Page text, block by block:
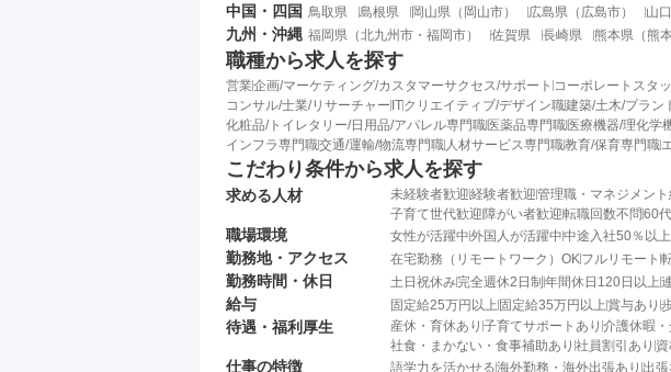
中国・四国 鳥取県 島根県 岡山県 （ 岡山市） 広島県 （ 広島市） 山
九州・沖縄 福岡県 （北九州市 ・ 福岡市） 佐賀県 長崎県 熊本県 （熊
職種から求人を探す
営業企画/マーケティング/カスタマーサクセス/サポート コーポレートスタ
コンサル/士業/リサーチャー ITクリエイティブ/デザイン職建築/土木/プラン
化粧品/トイレタリー/日用品/アパレル専門職 医薬品専門職 医療機器/理化学
インフラ専門職交通/運輸/物流専門職 人材サービス専門職教育/保育専門職
こだわり条件から求人を探す
求める人材 未経験者歓迎経験者歓迎管理職・マネジメン
子育て世代歓迎 障がい者歓迎転職回数不問60
職場環境 女性が活躍中外国人が活躍中中途入社50％以上
勤務地・アクセス 在宅勤務（リモートワーク）OK フルリモート
勤務時間・休日 土日祝休み完全週休2日制年間休日120日以上
給与 固定給25万円以上 固定給35万円以上賞与あり
待遇・福利厚生 産休・育休あり 子育てサポートあり 介護休暇
社食・まかない・食事補助あり 社員割引あり
仕事の特徴 語学力を活かせる海外勤務・海外出張あり 出張